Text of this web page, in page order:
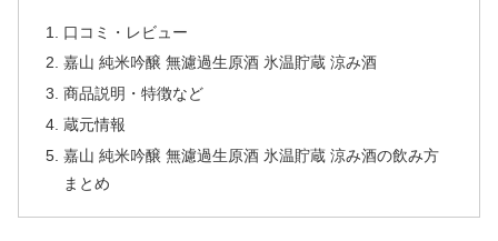
口コミ・レビュー
嘉山 純米吟醸 無濾過生原酒 氷温貯蔵 涼み酒
商品説明・特徴など
蔵元情報
嘉山 純米吟醸 無濾過生原酒 氷温貯蔵 涼み酒の飲み方
まとめ